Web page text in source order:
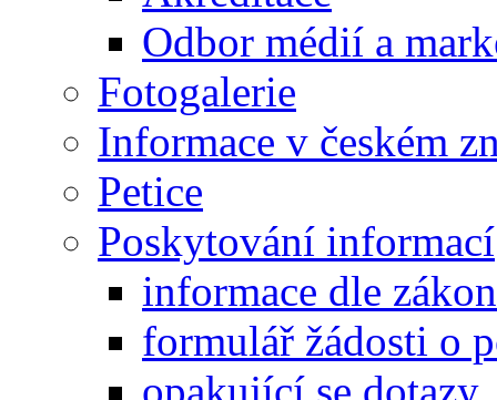
Odbor médií a
Fotogalerie
Informace v českém
Petice
Poskytování informací
informace dle
formulář žádosti o
opakující se dotazy